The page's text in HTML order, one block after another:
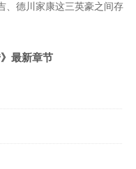
、德川家康这三英豪之间存
最新章节